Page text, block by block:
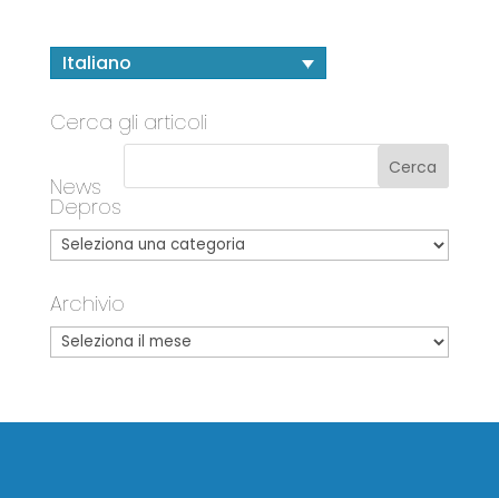
Italiano
Cerca gli articoli
News
Depros
Archivio